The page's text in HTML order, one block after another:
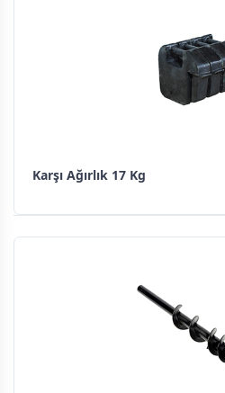
Karşı Ağırlık 17 Kg